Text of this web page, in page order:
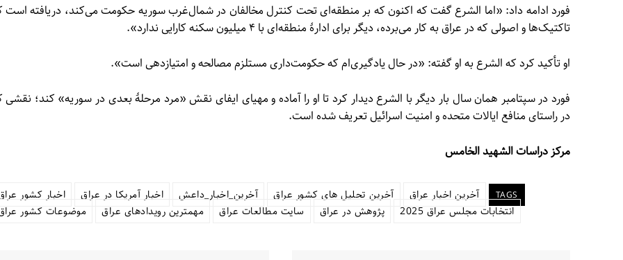
فورد ادامه داد: «اما الشرع گفت که اکنون که بر منطقه‌ای تحت کنترل مخالفان در شمال‌غرب سوریه حکومت می‌کند، دریافته است
تاکتیک‌ها و اصولی که در عراق به کار می‌برده، دیگر برای ادارهٔ منطقه‌ای با ۴ میلیون سکنه کارایی ندارد».
او تأکید کرد که الشرع به او گفته: «در حال یادگیری‌ام که حکومت‌داری مستلزم مصالحه و امتیازدهی است».
فورد در سپتامبر همان سال بار دیگر با الشرع دیدار کرد تا او را آماده و مهیای ایفای نقش «مرد مرحلهٔ بعدی در سوریه» کند؛ نقشی
در راستای منافع ایالات متحده و امنیت اسرائیل تعریف شده است.
مرکز دراسات الشهيد الخامس
TAGS آخرین اخبار عراق آخرین تحلیل های کشور عراق آخرین_اخبار_داعش اخبار آمریکا در عراق
اخبار کشور
انتخابات مجلس عراق 2025
پژوهش در عراق سایت مطالعات عراق مهمترین رویدادهای عراق موضوعات کشور